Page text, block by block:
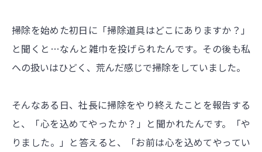
掃除を始めた初日に「掃除道具はどこにありますか？」
と聞くと…なんと雑巾を投げられたんです。その後も私
への扱いはひどく、荒んだ感じで掃除をしていました。
そんなある日、社長に掃除をやり終えたことを報告する
と、「心を込めてやったか？」と聞かれたんです。「や
りました。」と答えると、「お前は心を込めてやってい